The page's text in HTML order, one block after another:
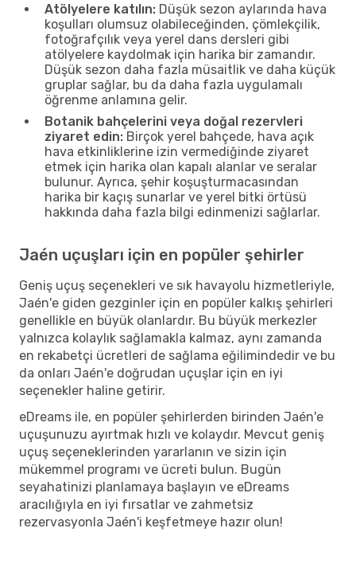
Atölyelere katılın: Düşük sezon aylarında hava
koşulları olumsuz olabileceğinden, çömlekçilik,
fotoğrafçılık veya yerel dans dersleri gibi
atölyelere kaydolmak için harika bir zamandır.
Düşük sezon daha fazla müsaitlik ve daha küçük
gruplar sağlar, bu da daha fazla uygulamalı
öğrenme anlamına gelir.
Botanik bahçelerini veya doğal rezervleri
ziyaret edin: Birçok yerel bahçede, hava açık
hava etkinliklerine izin vermediğinde ziyaret
etmek için harika olan kapalı alanlar ve seralar
bulunur. Ayrıca, şehir koşuşturmacasından
harika bir kaçış sunarlar ve yerel bitki örtüsü
hakkında daha fazla bilgi edinmenizi sağlarlar.
Jaén uçuşları için en popüler şehirler
Geniş uçuş seçenekleri ve sık havayolu hizmetleriyle,
Jaén'e giden gezginler için en popüler kalkış şehirleri
genellikle en büyük olanlardır. Bu büyük merkezler
yalnızca kolaylık sağlamakla kalmaz, aynı zamanda
en rekabetçi ücretleri de sağlama eğilimindedir ve bu
da onları Jaén'e doğrudan uçuşlar için en iyi
seçenekler haline getirir.
eDreams ile, en popüler şehirlerden birinden Jaén'e
uçuşunuzu ayırtmak hızlı ve kolaydır. Mevcut geniş
uçuş seçeneklerinden yararlanın ve sizin için
mükemmel programı ve ücreti bulun. Bugün
seyahatinizi planlamaya başlayın ve eDreams
aracılığıyla en iyi fırsatlar ve zahmetsiz
rezervasyonla Jaén'i keşfetmeye hazır olun!